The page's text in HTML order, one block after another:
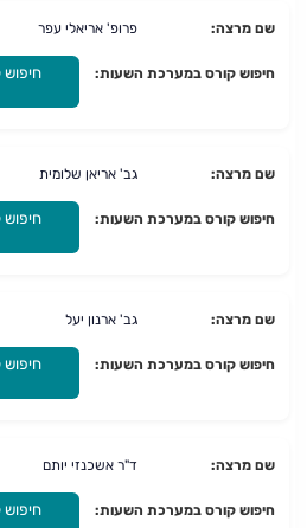
שם מרצה: פרופ' אריאלי עפר
חיפוש קורס במערכת השעות:
שם מרצה: גב' אריאן שלומית
חיפוש קורס במערכת השעות:
שם מרצה: גב' ארנון יעל
חיפוש קורס במערכת השעות:
שם מרצה: ד"ר אשכנזי יותם
חיפוש קורס במערכת השעות: